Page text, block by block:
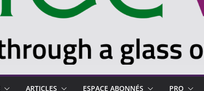
ARTICLES ESPACE ABONNÉS PRO